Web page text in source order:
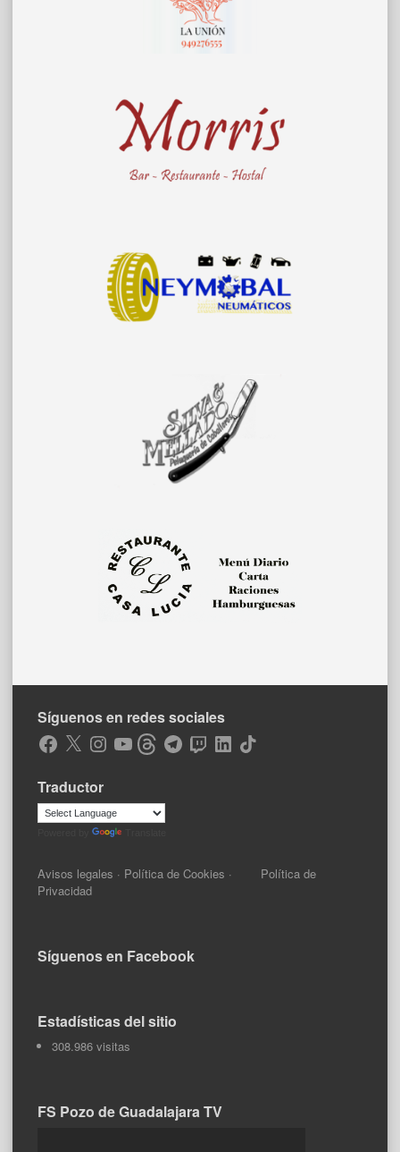
Síguenos en redes sociales
Facebook
X Instagram
YouTubeThreadsTelegramTwitchLinkedIn
TikTok
Traductor
Avisos legales · Política de Cookies · Política de
Privacidad
Síguenos en Facebook
Estadísticas del sitio
308.986 visitas
FS Pozo de Guadalajara TV